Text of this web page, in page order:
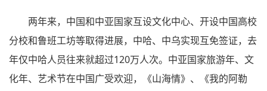
两年来，中国和中亚国家互设文化中心、开设中国高校
分校和鲁班工坊等取得进展，中哈、中乌实现互免签证，去
年仅中哈人员往来就超过120万人次。中亚国家旅游年、文
化年、艺术节在中国广受欢迎，《山海情》、《我的阿勒